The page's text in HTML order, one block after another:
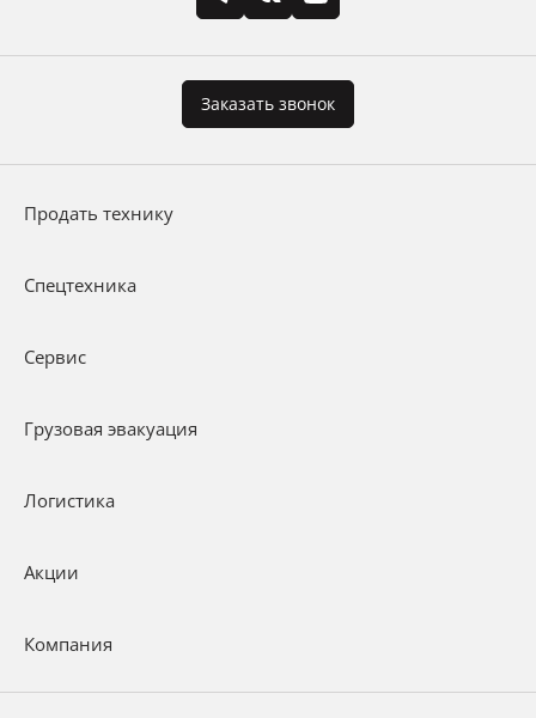
Заказать звонок
Продать технику
Спецтехника
Сервис
Грузовая эвакуация
Логистика
Акции
Компания